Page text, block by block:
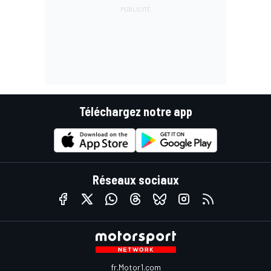
Téléchargez notre app
Réseaux sociaux
fr.Motor1.com